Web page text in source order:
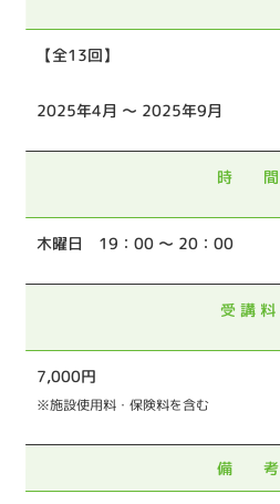
【全13回】
2025年4月 ～ 2025年9月
時 間
木曜日 19：00 ～ 20：00
受 講 料
7,000円
※施設使用料・保険料を含む
備 考